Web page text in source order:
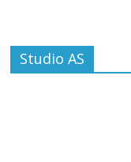
Studio AS